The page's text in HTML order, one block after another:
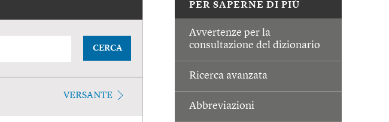
PER SAPERNE DI PIÙ
Avvertenze per la
consultazione del dizionario
Ricerca avanzata
Abbreviazioni
CERCA
VERSANTE